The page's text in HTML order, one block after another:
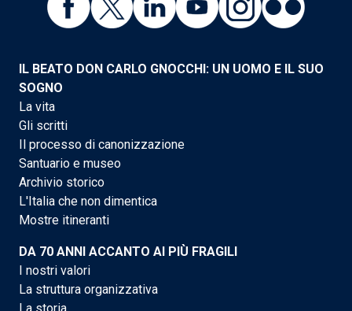
IL BEATO DON CARLO GNOCCHI: UN UOMO E IL SUO
SOGNO
La vita
Gli scritti
Il processo di canonizzazione
Santuario e museo
Archivio storico
L'Italia che non dimentica
Mostre itineranti
DA 70 ANNI ACCANTO AI PIÙ FRAGILI
I nostri valori
La struttura organizzativa